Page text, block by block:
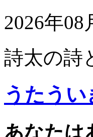
2026年08
詩太の詩
うたう
あなたは